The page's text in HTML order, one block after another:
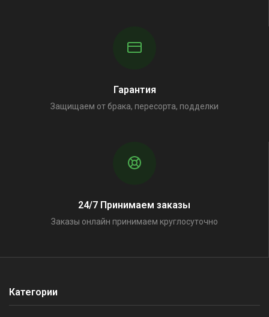
Гарантия
Защищаем от брака, пересорта, подделки
24/7 Принимаем заказы
Заказы онлайн принимаем круглосуточно
Категории